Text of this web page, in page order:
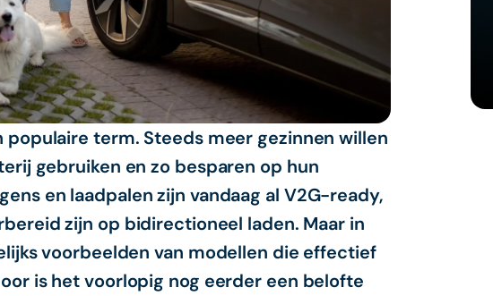
term. Steeds meer gezinnen willen
gebruiken en zo besparen op hun
en laadpalen zijn vandaag al V2G-ready,
zijn op bidirectioneel laden. Maar in
voorbeelden van modellen die effectief
is het voorlopig nog eerder een belofte